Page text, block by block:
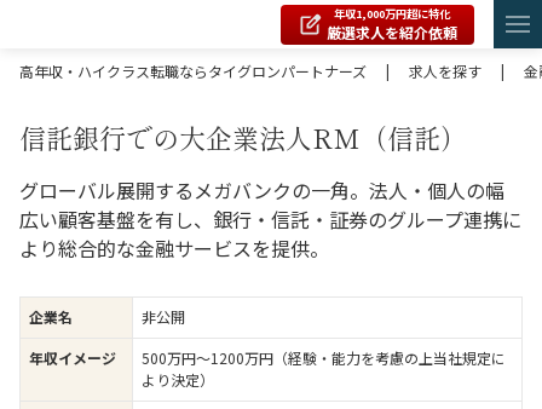
年収1,000万円超に特化
厳選求人を紹介依頼
高年収・ハイクラス転職ならタイグロンパートナーズ
| 求人を探す | 金
信託銀行での大企業法人RM（信託）
グローバル展開するメガバンクの一角。法人・個人の幅
広い顧客基盤を有し、銀行・信託・証券のグループ連携に
より総合的な金融サービスを提供。
企業名
非公開
年収イメージ
500万円〜1200万円（経験・能力を考慮の上当社規定に
より決定）